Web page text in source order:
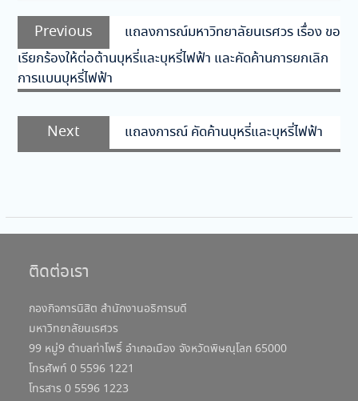
แนะแนว
เรื่อง
Previous
Previous
post:
แถลงการณ์มหาวิทยาลัยนเรศวร เรื่อง ขอ
เรียกร้องให้ต่อต้านบุหรี่และบุหรี่ไฟฟ้า และคัดค้านการยกเลิก
การแบนบุหรี่ไฟฟ้า
Next
Next
post:
แถลงการณ์ คัดค้านบุหรี่และบุหรี่ไฟฟ้า
ติดต่อเรา
กองกิจการนิสิต สำนักงานอธิการบดี
มหาวิทยาลัยนเรศวร
99 หมู่9 ตำบลท่าโพธิ์ อำเภอเมือง จังหวัดพิษณุโลก 65000
โทรศัพท์ 0 5596 1221
โทรสาร 0 5596 1223